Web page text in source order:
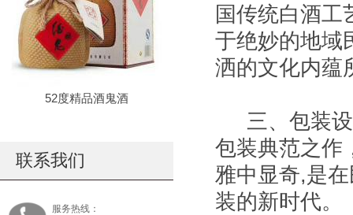
52度精品酒鬼酒
联系我们
服务热线：
国传统白酒工
于绝妙的地域
洒的文化内蕴
三、包装设
包装典范之作
雅中显奇,是
装的新时代。